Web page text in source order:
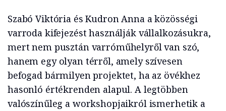
Szabó Viktória és Kudron Anna a közösségi
varroda kifejezést használják vállalkozásukra,
mert nem pusztán varróműhelyről van szó,
hanem egy olyan térről, amely szívesen
befogad bármilyen projektet, ha az övékhez
hasonló értékrenden alapul. A legtöbben
valószínűleg a workshopjaikról ismerhetik a